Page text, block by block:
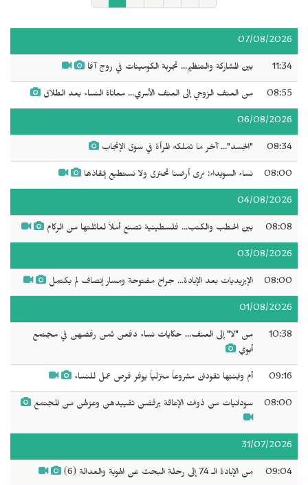
07/08/2026
11:34 بين المشاركة والتنظيم... تجربة الكومينات في روج آفا
08:55 من العنف الزوجي إلى العنف الأسري... معاناة النساء بعد الطلاق
06/08/2026
08:34 "الجسد"... آخر ما تملكه المرأة في سوق الإنجاب
08:00 نساء السويداء: نرى أرضنا تحترق ولا نستطيع إنقاذها
04/08/2026
08:08 بين الحطب والكتب... فلسطينية تصنع أملاً لعائلتها من الركام
03/08/2026
08:00 الإيزيديات بعد الإبادة... جراح مفتوحة ومسار إنصاف لم يكتمل
01/08/2026
10:38
من "لا" إلى العنف... حكايات نساء دفعن ثمن رفضهن في مجتمع
أبوي
09:16 أم وابنتها تقودان مشروعاً منزلياً يوفر فرص عمل للنساء
08:00 سودانيات من ذوات الإعاقة يرفضن تقييدهن وعزلهن من المجتمع
31/07/2026
09:04 من الإبادة الـ 74 إلى رحلة البحث عن الهوية والعدالة (6)